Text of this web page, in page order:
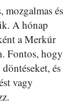
mozgalmas és
A hónap
a Merkúr
Fontos, hogy
és
vagy